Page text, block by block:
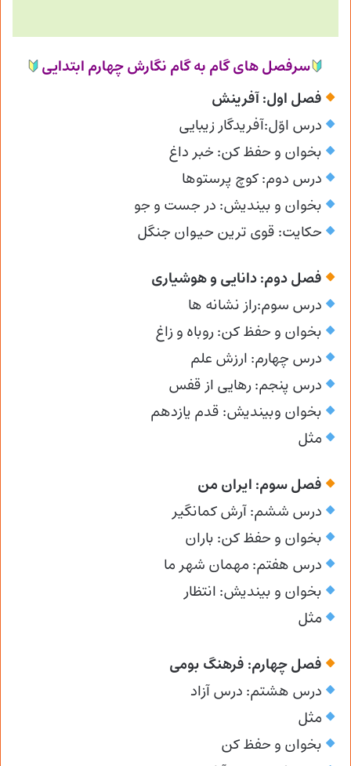
سرفصل های گام به گام نگارش چهارم ابتدایی
فصل اول: آفرینش
درس اوّل:آفریدگار زیبایی
بخوان و حفظ کن: خبر داغ
درس دوم: کوچ پرستوها
بخوان و بیندیش: در جست و جو
حکایت: قوی ترین حیوان جنگل
فصل دوم: دانایی و هوشیاری
درس سوم:راز نشانه ها
بخوان و حفظ کن: روباه و زاغ
درس چهارم: ارزش علم
درس پنجم: رهایی از قفس
بخوان وبیندیش: قدم یازدهم
مثل
فصل سوم: ایران من
درس ششم: آرش کمانگیر
بخوان و حفظ کن: باران
درس هفتم: مهمان شهر ما
بخوان و بیندیش: انتظار
مثل
فصل چهارم: فرهنگ بومی
درس هشتم: درس آزاد
مثل
بخوان و حفظ کن